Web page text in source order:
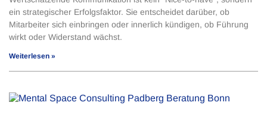
ein strategischer Erfolgsfaktor. Sie entscheidet darüber, ob
Mitarbeiter sich einbringen oder innerlich kündigen, ob Führung
wirkt oder Widerstand wächst.
Weiterlesen »